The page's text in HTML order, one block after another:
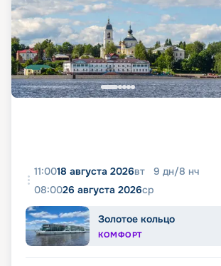
11:0018 августа 2026вт 9 дн/8 нч
08:0026 августа 2026ср
Золотое кольцо
КОМФОРТ